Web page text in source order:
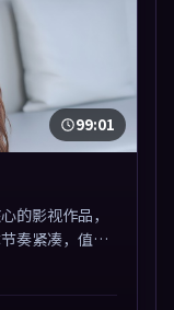
99:01
的影视作品，
奏紧凑，值得